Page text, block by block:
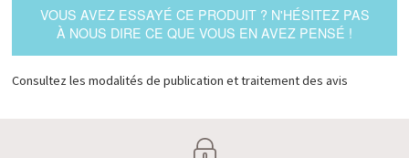
VOUS AVEZ ESSAYÉ CE PRODUIT ? N'HÉSITEZ PAS
À NOUS DIRE CE QUE VOUS EN AVEZ PENSÉ !
Consultez les modalités de publication et traitement des avis